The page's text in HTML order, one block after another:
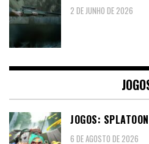
2 DE JUNHO DE 2026
JOGOS:
6 DE AGOSTO DE 2026